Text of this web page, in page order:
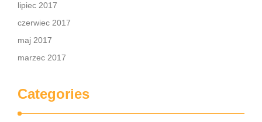
lipiec 2017
czerwiec 2017
maj 2017
marzec 2017
Categories